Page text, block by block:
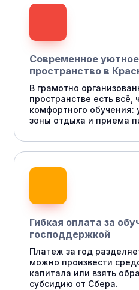
Современное
пространство в
В грамотно
пространстве есть всё,
комфортного обучения:
зоны отдыха и приема
Гибкая оплата за
господдержкой
Платеж за год
можно произвести
капитала или взять
субсидию от Сбера.